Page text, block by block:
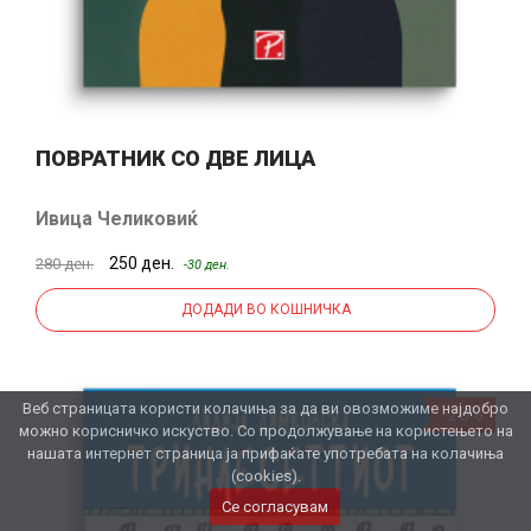
ПОВРАТНИК СО ДВЕ ЛИЦА
Ивица Челиковиќ
280 ден. 250 ден. -30 ден.
ДОДАДИ ВО КОШНИЧКА
-20%
Веб страницата користи колачиња за да ви овозможиме најдобро
можно корисничко искуство. Со продолжување на користењето на
нашата интернет страница ја прифаќате употребата на колачиња
(cookies).
Се согласувам